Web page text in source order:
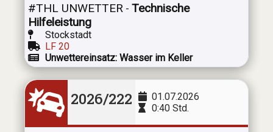
#THL UNWETTER - Technische
Hilfeleistung
Stockstadt
LF 20
Unwettereinsatz: Wasser im Keller
2026/222
01.07.2026
0:40 Std.